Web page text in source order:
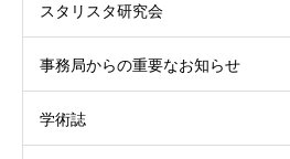
スタリスタ研究会
事務局からの重要なお知らせ
学術誌